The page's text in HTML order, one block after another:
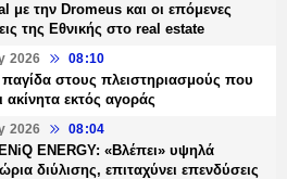
με την Dromeus και οι επόμενες
της Εθνικής στο real estate
2026 08:10
παγίδα στους πλειστηριασμούς που
ακίνητα εκτός αγοράς
2026 08:04
ENERGY: «Βλέπει» υψηλά
διύλισης, επιταχύνει επενδύσεις